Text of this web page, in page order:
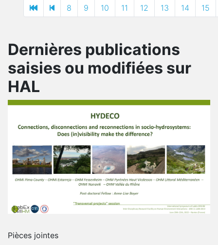
8 9 10 11 12 13 14 15
Dernières publications
saisies ou modifiées sur
HAL
Pièces jointes